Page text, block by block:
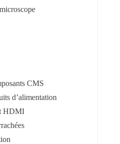
CMS
d’alimentation
HDMI